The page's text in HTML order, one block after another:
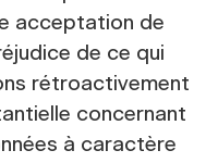
acceptation de
de ce qui
rétroactivement
concernant
à caractère